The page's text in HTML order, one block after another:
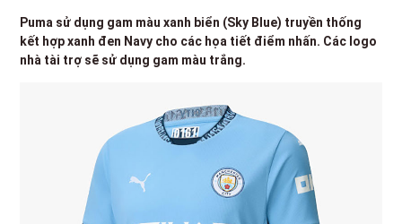
Puma sử dụng gam màu xanh biển (Sky Blue) truyền thống
kết hợp xanh đen Navy cho các họa tiết điểm nhấn. Các logo
nhà tài trợ sẽ sử dụng gam màu trắng.